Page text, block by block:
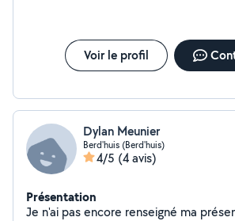
Voir le profil
Dylan Meunier
Berd'huis (Berd'huis)
4/5 (4 avis)
Présentation
Je n'ai pas encore